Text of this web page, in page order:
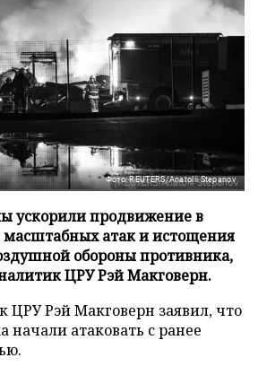
Фото: REUTERS/Anatolii Stepanov
ускорили продвижение в
масштабных атак и истощения
обороны противника,
ЦРУ Рэй Макговерн.
Рэй Макговерн заявил, что
начали атаковать с ранее